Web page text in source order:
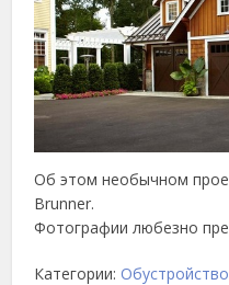
Об этом необычном
Brunner.
Фотографии любезно
Категории: